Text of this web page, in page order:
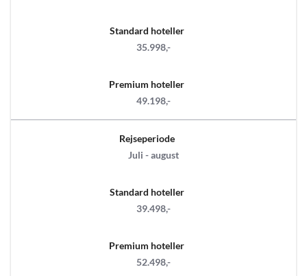
Standard hoteller
35.998,-
Premium hoteller
49.198,-
Rejseperiode
Juli - august
Standard hoteller
39.498,-
Premium hoteller
52.498,-